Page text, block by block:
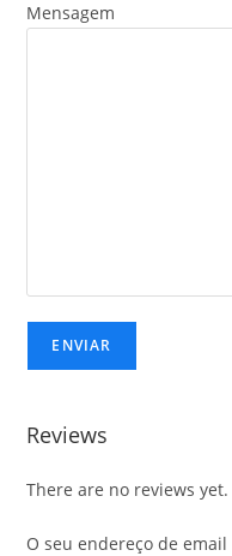
Mensagem
Reviews
There are no reviews yet.
O seu endereço de